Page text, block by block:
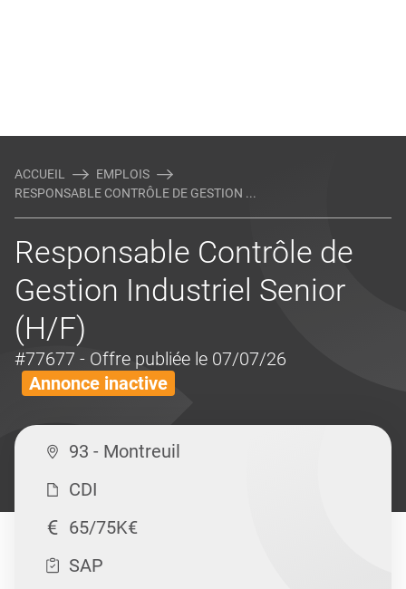
ACCUEIL
EMPLOIS
RESPONSABLE CONTRÔLE DE GESTION ...
Responsable Contrôle de
Gestion Industriel Senior
(H/F)
#77677 - Offre publiée le 07/07/26
Annonce inactive
93 - Montreuil
CDI
65/75K€
SAP